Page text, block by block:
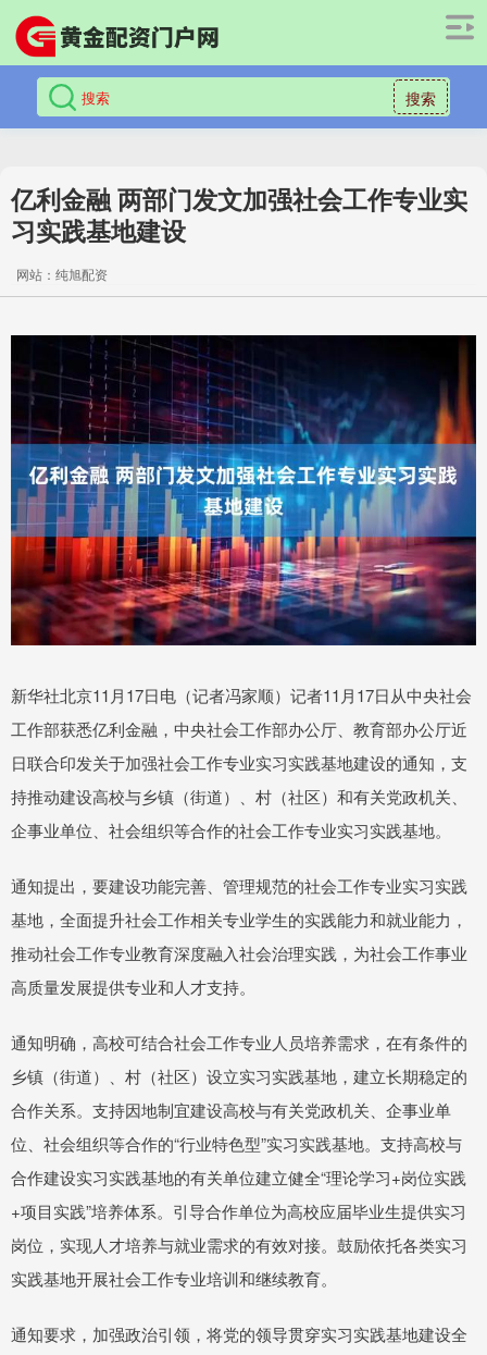
搜索
亿利金融 两部门发文加强社会工作专业实
习实践基地建设
网站：纯旭配资
新华社北京11月17日电（记者冯家顺）记者11月17日从中央社会
工作部获悉亿利金融，中央社会工作部办公厅、教育部办公厅近
日联合印发关于加强社会工作专业实习实践基地建设的通知，支
持推动建设高校与乡镇（街道）、村（社区）和有关党政机关、
企事业单位、社会组织等合作的社会工作专业实习实践基地。
通知提出，要建设功能完善、管理规范的社会工作专业实习实践
基地，全面提升社会工作相关专业学生的实践能力和就业能力，
推动社会工作专业教育深度融入社会治理实践，为社会工作事业
高质量发展提供专业和人才支持。
通知明确，高校可结合社会工作专业人员培养需求，在有条件的
乡镇（街道）、村（社区）设立实习实践基地，建立长期稳定的
合作关系。支持因地制宜建设高校与有关党政机关、企事业单
位、社会组织等合作的“行业特色型”实习实践基地。支持高校与
合作建设实习实践基地的有关单位建立健全“理论学习+岗位实践
+项目实践”培养体系。引导合作单位为高校应届毕业生提供实习
岗位，实现人才培养与就业需求的有效对接。鼓励依托各类实习
实践基地开展社会工作专业培训和继续教育。
通知要求，加强政治引领，将党的领导贯穿实习实践基地建设全